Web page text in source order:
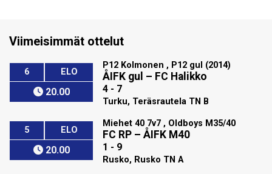
Viimeisimmät ottelut
6 ELO
20.00
P12 Kolmonen , P12 gul (2014)
ÅIFK gul – FC Halikko
4 - 7
Turku, Teräsrautela TN B
5 ELO
20.00
Miehet 40 7v7 , Oldboys M35/40
FC RP –ÅIFK M40
1 - 9
Rusko, Rusko TN A